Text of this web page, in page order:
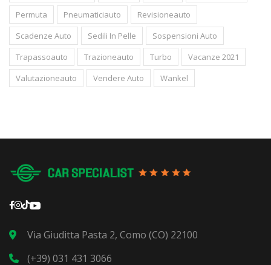
Permuta
Pneumaticiauto
Revisioneauto
Scadenze Auto
Sedili In Pelle
Sospensioni Auto
Trapassoauto
Trazioneauto Turbo
Vacanze 2021
Valutazioneauto
Vendere Auto Wankel
Via Giuditta Pasta 2, Como (CO) 22100
(+39) 031 431 3066